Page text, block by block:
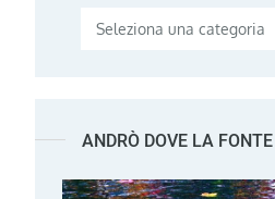
Categorie
ANDRÒ DOVE LA